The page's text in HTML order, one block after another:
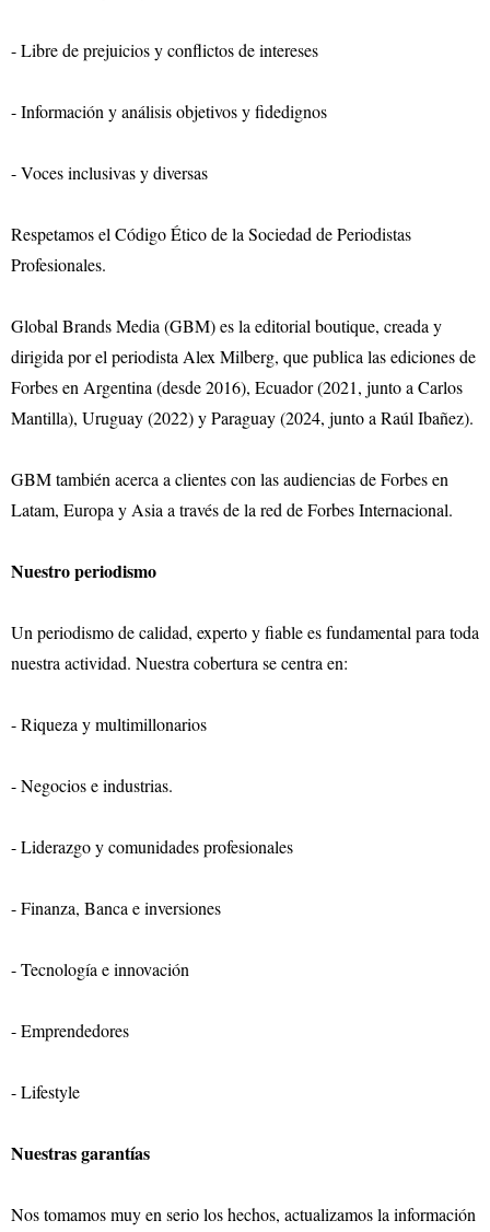
- Libre de prejuicios y conflictos de intereses
- Información y análisis objetivos y fidedignos
- Voces inclusivas y diversas
Respetamos el Código Ético de la Sociedad de Periodistas
Profesionales.
Global Brands Media (GBM) es la editorial boutique, creada y
dirigida por el periodista Alex Milberg, que publica las ediciones de
Forbes en Argentina (desde 2016), Ecuador (2021, junto a Carlos
Mantilla), Uruguay (2022) y Paraguay (2024, junto a Raúl Ibañez).
GBM también acerca a clientes con las audiencias de Forbes en
Latam, Europa y Asia a través de la red de Forbes Internacional.
Nuestro periodismo
Un periodismo de calidad, experto y fiable es fundamental para toda
nuestra actividad. Nuestra cobertura se centra en:
- Riqueza y multimillonarios
- Negocios e industrias.
- Liderazgo y comunidades profesionales
- Finanza, Banca e inversiones
- Tecnología e innovación
- Emprendedores
- Lifestyle
Nuestras garantías
Nos tomamos muy en serio los hechos, actualizamos la información